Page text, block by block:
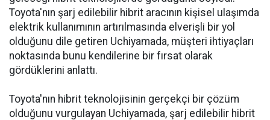
Toyota'nın şarj edilebilir hibrit aracının kişisel ulaşımda
elektrik kullanımının artırılmasında elverişli bir yol
olduğunu dile getiren Uchiyamada, müşteri ihtiyaçları
noktasında bunu kendilerine bir fırsat olarak
gördüklerini anlattı.
Toyota'nın hibrit teknolojisinin gerçekçi bir çözüm
olduğunu vurgulayan Uchiyamada, şarj edilebilir hibrit